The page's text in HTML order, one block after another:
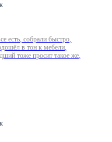
есть, собрали быстро,
в тон к мебели,
тоже просит такое же,